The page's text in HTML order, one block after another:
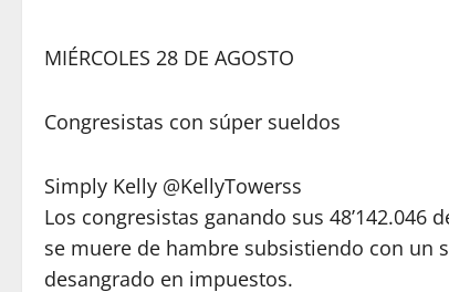
MIÉRCOLES 28 DE AGOSTO
Congresistas con súper sueldos
Simply Kelly @KellyTowerss
Los congresistas ganando sus 48’142.046
se muere de hambre subsistiendo con un
desangrado en impuestos.